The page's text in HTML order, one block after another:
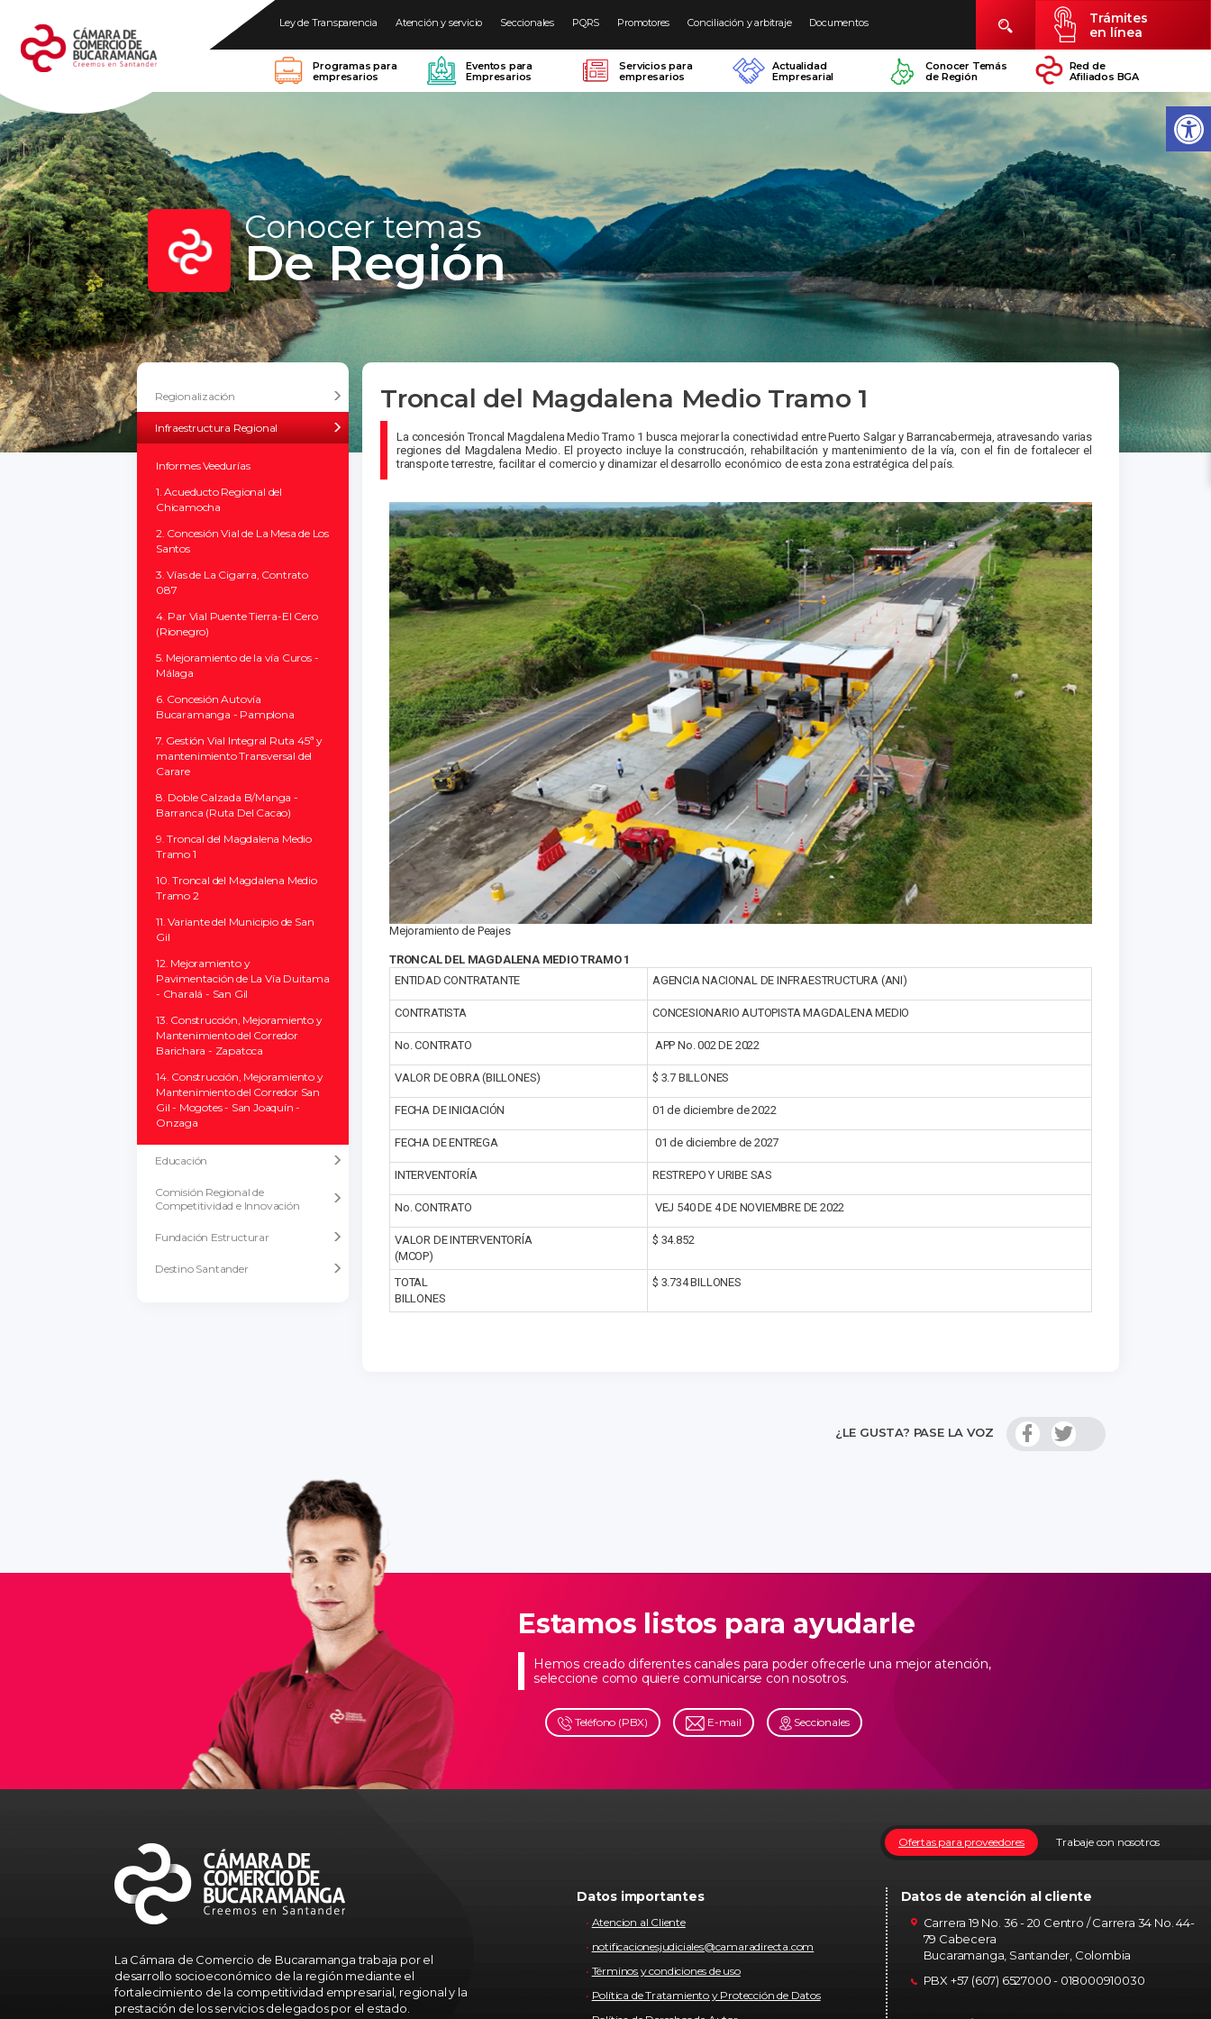
Ley de Transparencia Atención y servicio Seccionales PQRS Promotores Conciliación y arbitraje Documentos
Trámites
en línea
Programas para
empresarios
Eventos para
Empresarios
Servicios para
empresarios
Actualidad
Empresarial
Conocer Temás
de Región
Red de
Afiliados BGA
Conocer temas
De Región
Regionalización
Infraestructura Regional
Informes Veedurías
1. Acueducto Regional del
Chicamocha
2. Concesión Vial de La Mesa de Los
Santos
3. Vías de La Cigarra, Contrato
087
4. Par Vial Puente Tierra-El Cero
(Rionegro)
5. Mejoramiento de la vía Curos -
Málaga
6. Concesión Autovía
Bucaramanga - Pamplona
7. Gestión Vial Integral Ruta 45ª y
mantenimiento Transversal del
Carare
8. Doble Calzada B/Manga -
Barranca (Ruta Del Cacao)
9. Troncal del Magdalena Medio
Tramo 1
10. Troncal del Magdalena Medio
Tramo 2
11. Variante del Municipio de San
Gil
12. Mejoramiento y
Pavimentación de La Vía Duitama
- Charalá - San Gil
13. Construcción, Mejoramiento y
Mantenimiento del Corredor
Barichara - Zapatoca
14. Construcción, Mejoramiento y
Mantenimiento del Corredor San
Gil - Mogotes - San Joaquín -
Onzaga
Educación
Comisión Regional de
Competitividad e Innovación
Fundación Estructurar
Destino Santander
Troncal del Magdalena Medio Tramo 1
La concesión Troncal Magdalena Medio Tramo 1 busca mejorar la conectividad entre Puerto Salgar y Barrancabermeja, atravesando varias
regiones del Magdalena Medio. El proyecto incluye la construcción, rehabilitación y mantenimiento de la vía, con el fin de fortalecer el
transporte terrestre, facilitar el comercio y dinamizar el desarrollo económico de esta zona estratégica del país.
Mejoramiento de Peajes
TRONCAL DEL MAGDALENA MEDIO TRAMO 1
ENTIDAD CONTRATANTE
AGENCIA NACIONAL DE INFRAESTRUCTURA (ANI)
CONTRATISTA CONCESIONARIO AUTOPISTA MAGDALENA MEDIO
No. CONTRATO APP No. 002 DE 2022
VALOR DE OBRA (BILLONES) $ 3.7 BILLONES
FECHA DE INICIACIÓN 01 de diciembre de 2022
FECHA DE ENTREGA 01 de diciembre de 2027
INTERVENTORÍA RESTREPO Y URIBE SAS
No. CONTRATO VEJ 540 DE 4 DE NOVIEMBRE DE 2022
VALOR DE INTERVENTORÍA
(MCOP)
$ 34.852
TOTAL
BILLONES
$ 3.734 BILLONES
¿LE GUSTA? PASE LA VOZ
Estamos listos para ayudarle
Hemos creado diferentes canales para poder ofrecerle una mejor atención,
seleccione como quiere comunicarse con nosotros.
Teléfono (PBX) E-mail Seccionales
La Cámara de Comercio de Bucaramanga trabaja por el
desarrollo socioeconómico de la región mediante el
fortalecimiento de la competitividad empresarial, regional y la
prestación de los servicios delegados por el estado.
Trabaje con nosotros
Ofertas para proveedores
Datos importantes
Atencion al Cliente
notificacionesjudiciales@camaradirecta.com
Términos y condiciones de uso
Política de Tratamiento y Protección de Datos
Datos de atención al cliente
Carrera 19 No. 36 - 20 Centro / Carrera 34 No. 44-
79 Cabecera
Bucaramanga, Santander, Colombia
PBX +57 (607) 6527000 - 018000910030